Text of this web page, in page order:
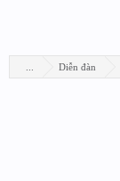
Diễn đàn